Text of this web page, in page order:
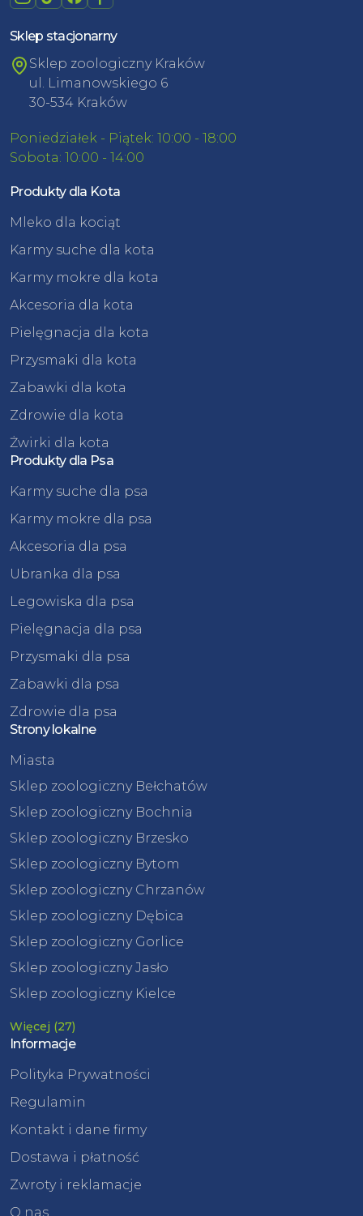
Sklep stacjonarny
Sklep zoologiczny Kraków
ul. Limanowskiego 6
30-534 Kraków
Poniedziałek - Piątek: 10:00 - 18:00
Sobota: 10:00 - 14:00
Produkty dla Kota
Mleko dla kociąt
Karmy suche dla kota
Karmy mokre dla kota
Akcesoria dla kota
Pielęgnacja dla kota
Przysmaki dla kota
Zabawki dla kota
Zdrowie dla kota
Żwirki dla kota
Produkty dla Psa
Karmy suche dla psa
Karmy mokre dla psa
Akcesoria dla psa
Ubranka dla psa
Legowiska dla psa
Pielęgnacja dla psa
Przysmaki dla psa
Zabawki dla psa
Zdrowie dla psa
Strony lokalne
Miasta
Sklep zoologiczny Bełchatów
Sklep zoologiczny Bochnia
Sklep zoologiczny Brzesko
Sklep zoologiczny Bytom
Sklep zoologiczny Chrzanów
Sklep zoologiczny Dębica
Sklep zoologiczny Gorlice
Sklep zoologiczny Jasło
Sklep zoologiczny Kielce
Więcej (27)
Informacje
Polityka Prywatności
Regulamin
Kontakt i dane firmy
Dostawa i płatność
Zwroty i reklamacje
O nas